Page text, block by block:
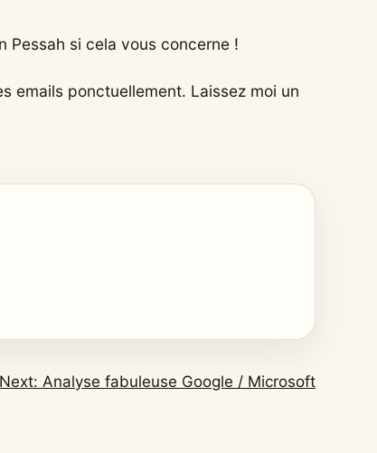
Pessah si cela vous concerne !
emails ponctuellement. Laissez moi un
Next: Analyse fabuleuse Google / Microsoft